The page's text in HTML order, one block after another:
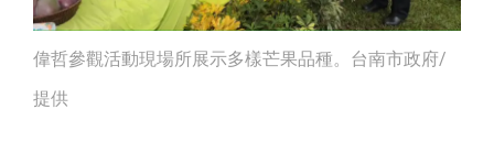
偉哲參觀活動現場所展示多樣芒果品種。台南市政府/
提供